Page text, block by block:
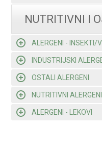
NUTRITIVNI I
ALERGENI - INSEKTI/
INDUSTRIJSKI
OSTALI ALERGENI
NUTRITIVNI ALERGENI
ALERGENI - LEKOVI